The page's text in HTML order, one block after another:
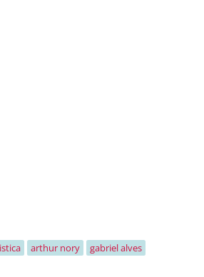
arthur nory gabriel alves